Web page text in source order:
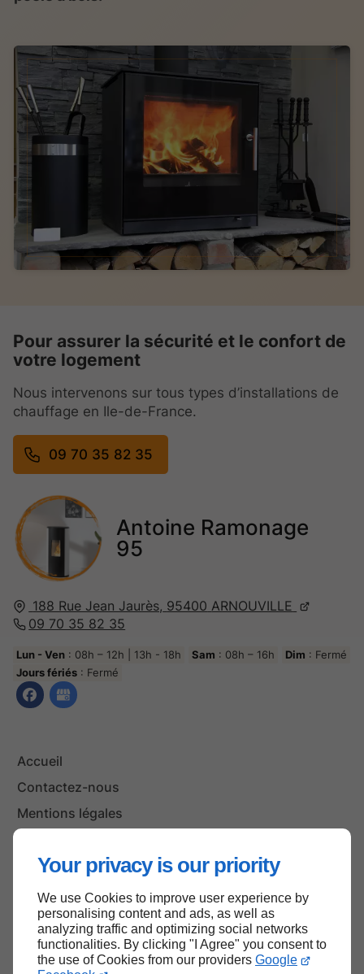
Your privacy is our priority
We use Cookies to improve user experience by
personalising content and ads, as well as
analyzing traffic and optimizing social networks
functionalities. By clicking "I Agree" you consent to
the use of Cookies from our providers Google
Antoine Ramonage
95
188 Rue Jean Jaurès, 95400 ARNOUVILLE
09 70 35 82 35
Lun - Ven : 08h – 12h | 13h - 18h Sam : 08h – 16h Dim : Fermé
Jours fériés : Fermé
Accueil
Contactez-nous
Mentions légales
Pour assurer la sécurité et le confort de
votre logement
Nous intervenons sur tous types d’installations de
chauffage en Ile-de-France.
09 70 35 82 35
Haut de page